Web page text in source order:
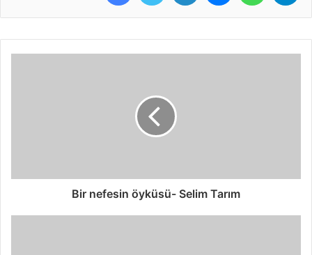
Bir nefesin öyküsü- Selim Tarım